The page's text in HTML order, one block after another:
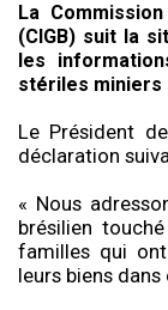
La
(CIGB) suit la
les
stériles miniers
Le Président
déclaration
« Nous
brésilien
familles qui
leurs biens